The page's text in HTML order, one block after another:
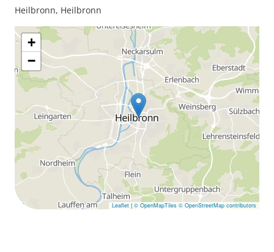
Heilbronn, Heilbronn
+
−
Leaflet | © OpenMapTiles © OpenStreetMap contributors